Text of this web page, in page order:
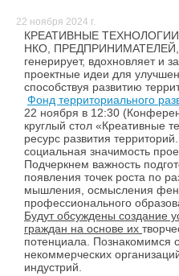
22 ноября 2024 г.
КРЕАТИВНЫЕ
НКО, ПРЕДПРИНИМАТЕЛЕЙ,
генерирует, вдохновляет и
проектные идеи для
способствуя развитию
Фонд территориального
22 ноября в 12:30
круглый стол «Креативные
ресурс развития
социальная значимость
Подчеркнем важность
появления точек роста по
мышления, осмысления
профессионального
Будут обсуждены создание
граждан на основе их
потенциала. Познакомимся
некоммерческих
индустрий.